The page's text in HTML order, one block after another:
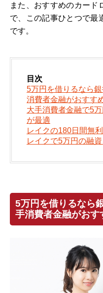
また、おすすめのカード
で、この記事ひとつで最
です。
目次
5万円を借りるなら
消費者金融がおすす
大手消費者金融で5
が最適
レイクの180日間無
レイクで5万円の融
5万円を借りるなら
手消費者金融がおす